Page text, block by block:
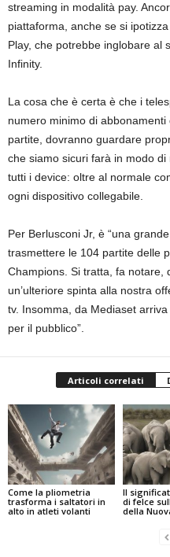
streaming in modalità pay.
piattaforma, anche se si
Play, che potrebbe inglobare al
Infinity.
La cosa che è certa è che i
numero minimo di
partite, dovranno guardare
che siamo sicuri farà in modo
tutti i device: oltre al normale
ogni dispositivo collegabile.
Per Berlusconi Jr, è “una
trasmettere le 104 partite delle
Champions. Si tratta, fa notare,
un’ulteriore spinta alla nostra
tv. Insomma, da Mediaset
per il pubblico”.
Articoli correlati
Come la pliometria
trasforma i saltatori in
alto in atleti volanti
Il
di felce
della